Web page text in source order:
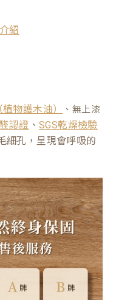
紹
物護木油）
、無上漆
認證 、SGS乾燥檢驗
細孔，呈現會呼吸的